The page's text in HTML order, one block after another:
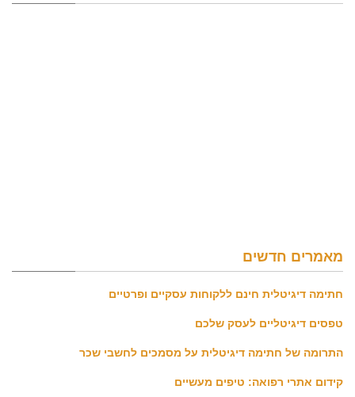
מאמרים חדשים
חתימה דיגיטלית חינם ללקוחות עסקיים ופרטיים
טפסים דיגיטליים לעסק שלכם
התרומה של חתימה דיגיטלית על מסמכים לחשבי שכר
קידום אתרי רפואה: טיפים מעשיים